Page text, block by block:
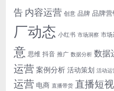
告 内容运营 创意 品牌 品牌营
厂动态 小红书 市场洞察 市场
意 思维 抖音 推广 数据分析 数据
运营 案例分析 活动策划 活动运
运营 电商 直播带货 直播短